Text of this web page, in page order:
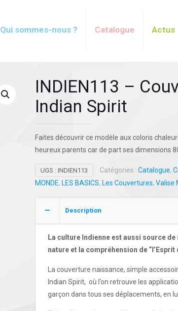
Qui sommes-nous ? Catalogue Actus
INDIEN113 –
Indian Spirit
Faites découvrir ce modèle aux coloris
heureux parents car de part ses dimensions
UGS : INDIEN113 Catégories : Catalogue,
MONDE, LES BASICS, Les Couvertures, Valise
Description
La culture Indienne est aussi source
nature et la compréhension de
La couverture naissance, simple
Indian Spirit, où l’on retrouve les
garçon dans tous ses déplacements, en